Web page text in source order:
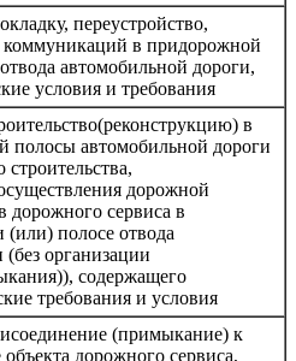
переустройство,
в придорожной
автомобильной дороги,
условия и требования
в
полосы автомобильной дороги
строительства,
дорожной
дорожного сервиса в
полосе отвода
организации
содержащего
требования и условия
(примыкание) к
дорожного сервиса,